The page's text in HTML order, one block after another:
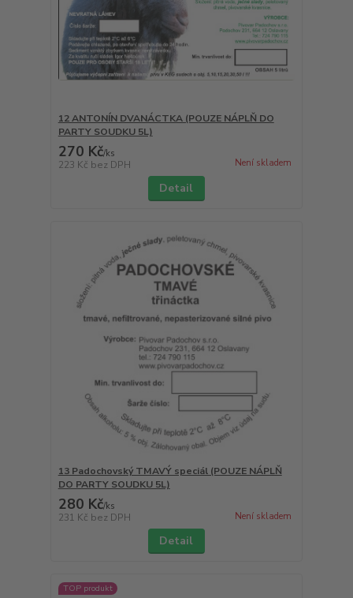
12 ANTONÍN DVANÁCTKA (POUZE NÁPLŇ DO
PARTY SOUDKU 5L)
270 Kč/ks
223 Kč bez DPH Není skladem
Detail
13 Padochovský TMAVÝ speciál (POUZE NÁPLŇ
DO PARTY SOUDKU 5L)
280 Kč/ks
231 Kč bez DPH Není skladem
Detail
TOP produkt